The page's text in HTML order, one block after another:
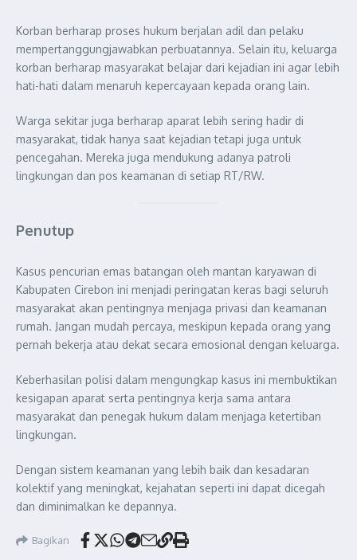
Korban berharap proses hukum berjalan adil dan pelaku
mempertanggungjawabkan perbuatannya. Selain itu, keluarga
korban berharap masyarakat belajar dari kejadian ini agar lebih
hati-hati dalam menaruh kepercayaan kepada orang lain.
Warga sekitar juga berharap aparat lebih sering hadir di
masyarakat, tidak hanya saat kejadian tetapi juga untuk
pencegahan. Mereka juga mendukung adanya patroli
lingkungan dan pos keamanan di setiap RT/RW.
Penutup
Kasus pencurian emas batangan oleh mantan karyawan di
Kabupaten Cirebon ini menjadi peringatan keras bagi seluruh
masyarakat akan pentingnya menjaga privasi dan keamanan
rumah. Jangan mudah percaya, meskipun kepada orang yang
pernah bekerja atau dekat secara emosional dengan keluarga.
Keberhasilan polisi dalam mengungkap kasus ini membuktikan
kesigapan aparat serta pentingnya kerja sama antara
masyarakat dan penegak hukum dalam menjaga ketertiban
lingkungan.
Dengan sistem keamanan yang lebih baik dan kesadaran
kolektif yang meningkat, kejahatan seperti ini dapat dicegah
dan diminimalkan ke depannya.
Bagikan